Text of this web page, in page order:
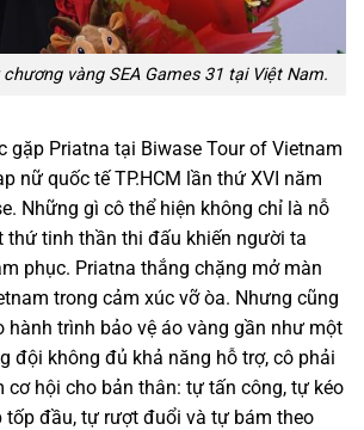
vàng SEA Games 31 tại Việt Nam.
gặp Priatna tại Biwase Tour of Vietnam
nữ quốc tế TP.HCM lần thứ XVI năm
Những gì cô thể hiện không chỉ là nỗ
thứ tinh thần thi đấu khiến người ta
phục. Priatna thắng chặng mở màn
trong cảm xúc vỡ òa. Nhưng cũng
hành trình bảo vệ áo vàng gần như một
đội không đủ khả năng hỗ trợ, cô phải
cơ hội cho bản thân: tự tấn công, tự kéo
đầu, tự rượt đuổi và tự bám theo